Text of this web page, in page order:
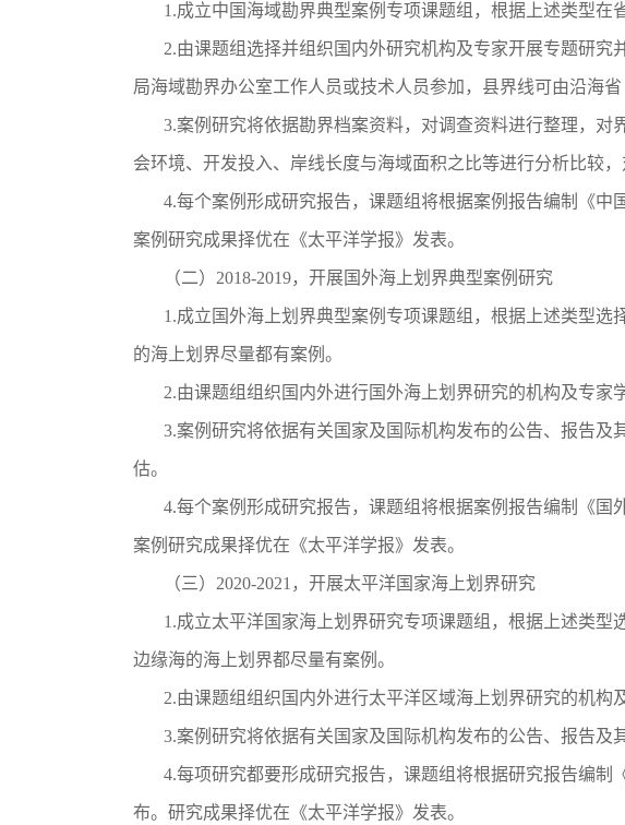
1.成立中国海域勘界典型案例专项课题组，根据上述类型在
2.由课题组选择并组织国内外研究机构及专家开展专题研究
局海域勘界办公室工作人员或技术人员参加，县界线可由沿海
3.案例研究将依据勘界档案资料，对调查资料进行整理，对
会环境、开发投入、岸线长度与海域面积之比等进行分析比较
4.每个案例形成研究报告，课题组将根据案例报告编制《中
案例研究成果择优在《太平洋学报》发表。
（二）2018-2019，开展国外海上划界典型案例研究
1.成立国外海上划界典型案例专项课题组，根据上述类型选
的海上划界尽量都有案例。
2.由课题组组织国内外进行国外海上划界研究的机构及专家
3.案例研究将依据有关国家及国际机构发布的公告、报告及
估。
4.每个案例形成研究报告，课题组将根据案例报告编制《国
案例研究成果择优在《太平洋学报》发表。
（三）2020-2021，开展太平洋国家海上划界研究
1.成立太平洋国家海上划界研究专项课题组，根据上述类型
边缘海的海上划界都尽量有案例。
2.由课题组组织国内外进行太平洋区域海上划界研究的机构
3.案例研究将依据有关国家及国际机构发布的公告、报告及
4.每项研究都要形成研究报告，课题组将根据研究报告编制
布。研究成果择优在《太平洋学报》发表。